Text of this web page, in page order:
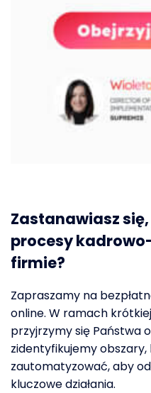
Zastanawiasz
procesy
firmie?
Zapraszamy na
online. W ramach
przyjrzymy się Państwa
zidentyfikujemy
zautomatyzować, aby
kluczowe działania.